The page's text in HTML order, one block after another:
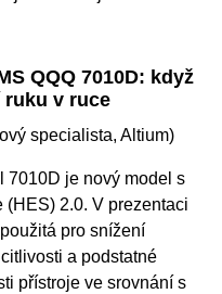
QQQ 7010D: když
v ruce
specialista, Altium)
7010D je nový model s
(HES) 2.0. V prezentaci
pro snížení
a podstatné
přístroje ve srovnání s